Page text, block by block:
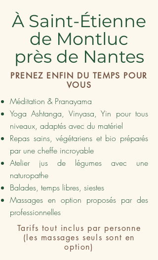
À Saint-Étienne
de Montluc
près de Nantes
PRENEZ ENFIN DU TEMPS POUR
VOUS
Méditation & Pranayama
Yoga Ashtanga, Vinyasa, Yin pour tous
niveaux, adaptés avec du matériel
Repas sains, végétariens et bio préparés
par une cheffe incroyable
Atelier jus de légumes avec une
naturopathe
Balades, temps libres, siestes
Massages en option proposés par des
professionnelles
Tarifs tout inclus par personne
(les massages seuls sont en
option)